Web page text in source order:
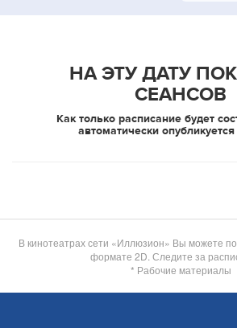
НА ЭТУ ДАТУ
СЕАНСОВ
Как только расписание будет
автоматически
В кинотеатрах сети «Иллюзион» Вы можете
формате 2D. Следите за
* Рабочие материалы